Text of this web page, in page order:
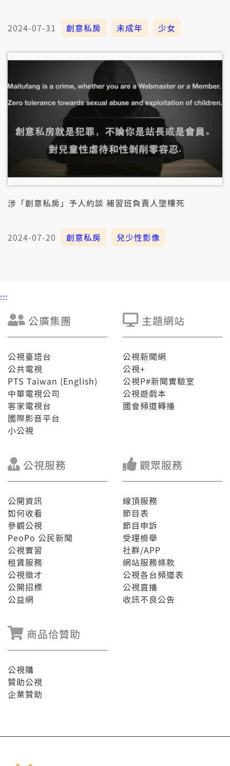
2024-07-31 創意私房 未成年 少女
涉「創意私房」予人約談 補習班負責人墜樓死
2024-07-20 創意私房 兒少性影像
:::
公廣集團
公視臺語台
公共電視
PTS Taiwan (English)
中華電視公司
客家電視台
國際影音平台
小公視
主題網站
公視新聞網
公視+
公視P#新聞實驗室
公視遊戲本
國會頻道轉播
公視服務
公開資訊
如何收看
參觀公視
PeoPo 公民新聞
公視實習
租賃服務
公視徵才
公開招標
公益網
觀眾服務
線頂服務
節目表
節目申訴
受理檢舉
社群/APP
網站服務條款
公視各台頻道表
公視直播
收訊不良公告
商品佮贊助
公視購
贊助公視
企業贊助